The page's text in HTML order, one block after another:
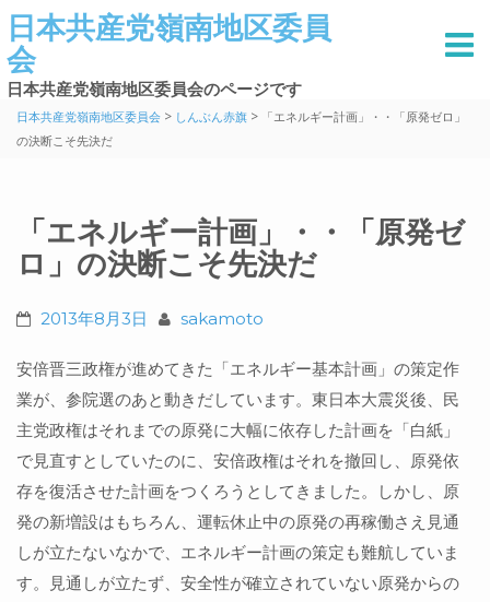
日本共産党嶺南地区委員
会
日本共産党嶺南地区委員会のページです
日本共産党嶺南地区委員会 > しんぶん赤旗 > 「エネルギー計画」・・「原発ゼロ」
の決断こそ先決だ
「エネルギー計画」・・「原発ゼ
ロ」の決断こそ先決だ
2013年8月3日 sakamoto
安倍晋三政権が進めてきた「エネルギー基本計画」の策定作
業が、参院選のあと動きだしています。東日本大震災後、民
主党政権はそれまでの原発に大幅に依存した計画を「白紙」
で見直すとしていたのに、安倍政権はそれを撤回し、原発依
存を復活させた計画をつくろうとしてきました。しかし、原
発の新増設はもちろん、運転休止中の原発の再稼働さえ見通
しが立たないなかで、エネルギー計画の策定も難航していま
す。見通しが立たず、安全性が確立されていない原発からの